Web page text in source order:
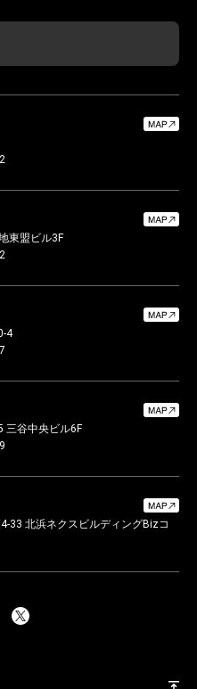
東盟ビル3F
4
三谷中央ビル6F
33 北浜ネクスビルディングBizコ